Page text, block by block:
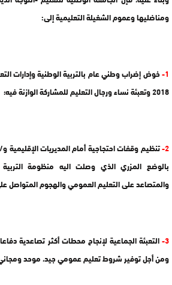
ومناضليها وعموم الشغيلة التعليمية إلى:
1-
2018 وتعبئة نساء ورجال التعليم للمشاركة الوازنة فيه؛
2- تنظيم وقفات احتجاجية أمام المديريات الإقليمية و/
بالوضع المزري الذي وصلت اليه منظومة التربية
والمتصاعد على التعليم العمومي والهجوم المتواصل
3- التعبئة الجماعية لإنجاح محطات أكثر تصاعدية
ومن أجل توفير شروط تعليم عمومي جيد، موحد